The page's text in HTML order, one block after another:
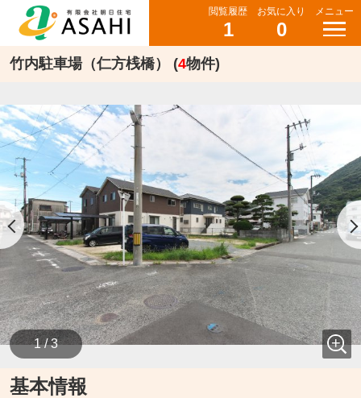
閲覧履歴
1
お気に入り
0
メニュー
竹内駐車場（仁方桟橋） (4物件)
1 / 3
基本情報